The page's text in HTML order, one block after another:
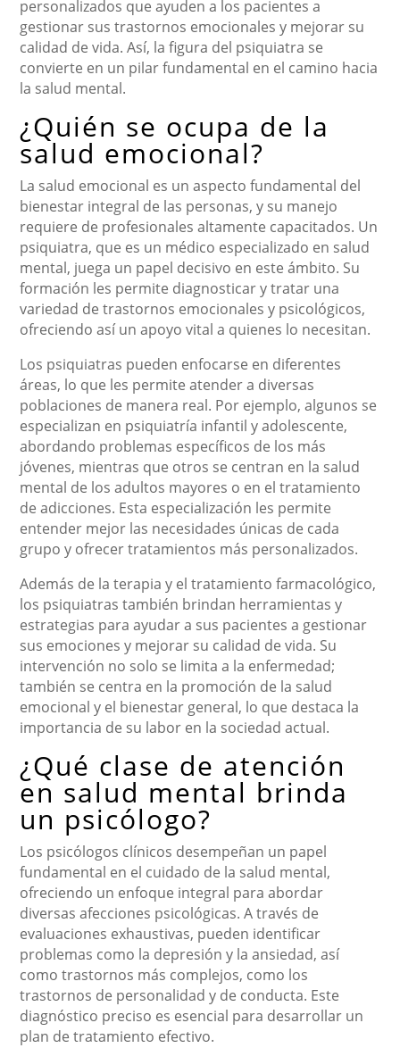
personalizados que ayuden a los pacientes a
gestionar sus trastornos emocionales y mejorar su
calidad de vida. Así, la figura del psiquiatra se
convierte en un pilar fundamental en el camino hacia
la salud mental.
¿Quién se ocupa de la
salud emocional?
La salud emocional es un aspecto fundamental del
bienestar integral de las personas, y su manejo
requiere de profesionales altamente capacitados. Un
psiquiatra, que es un médico especializado en salud
mental, juega un papel decisivo en este ámbito. Su
formación les permite diagnosticar y tratar una
variedad de trastornos emocionales y psicológicos,
ofreciendo así un apoyo vital a quienes lo necesitan.
Los psiquiatras pueden enfocarse en diferentes
áreas, lo que les permite atender a diversas
poblaciones de manera real. Por ejemplo, algunos se
especializan en psiquiatría infantil y adolescente,
abordando problemas específicos de los más
jóvenes, mientras que otros se centran en la salud
mental de los adultos mayores o en el tratamiento
de adicciones. Esta especialización les permite
entender mejor las necesidades únicas de cada
grupo y ofrecer tratamientos más personalizados.
Además de la terapia y el tratamiento farmacológico,
los psiquiatras también brindan herramientas y
estrategias para ayudar a sus pacientes a gestionar
sus emociones y mejorar su calidad de vida. Su
intervención no solo se limita a la enfermedad;
también se centra en la promoción de la salud
emocional y el bienestar general, lo que destaca la
importancia de su labor en la sociedad actual.
¿Qué clase de atención
en salud mental brinda
un psicólogo?
Los psicólogos clínicos desempeñan un papel
fundamental en el cuidado de la salud mental,
ofreciendo un enfoque integral para abordar
diversas afecciones psicológicas. A través de
evaluaciones exhaustivas, pueden identificar
problemas como la depresión y la ansiedad, así
como trastornos más complejos, como los
trastornos de personalidad y de conducta. Este
diagnóstico preciso es esencial para desarrollar un
plan de tratamiento efectivo.